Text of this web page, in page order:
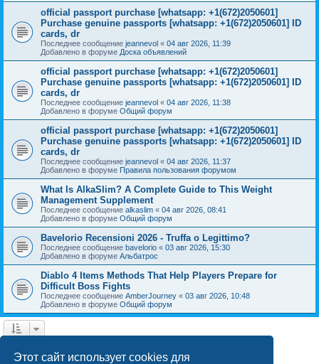
Этот сайт использует cookies для
official passport purchase [whatsapp: +1(672)2050601]
Purchase genuine passports [whatsapp: +1(672)2050601] ID
cards, dr
Последнее сообщение jeannevol « 04 авг 2026, 11:39
Добавлено в форуме Доска объявлений
official passport purchase [whatsapp: +1(672)2050601]
Purchase genuine passports [whatsapp: +1(672)2050601] ID
cards, dr
Последнее сообщение jeannevol « 04 авг 2026, 11:38
Добавлено в форуме Общий форум
official passport purchase [whatsapp: +1(672)2050601]
Purchase genuine passports [whatsapp: +1(672)2050601] ID
cards, dr
Последнее сообщение jeannevol « 04 авг 2026, 11:37
Добавлено в форуме Правила пользования форумом
What Is AlkaSlim? A Complete Guide to This Weight
Management Supplement
Последнее сообщение alkaslim « 04 авг 2026, 08:41
Добавлено в форуме Общий форум
Bavelorio Recensioni 2026 - Truffa o Legittimo?
Последнее сообщение bavelorio « 03 авг 2026, 15:30
Добавлено в форуме Альбатрос
Diablo 4 Items Methods That Help Players Prepare for
Difficult Boss Fights
Последнее сообщение AmberJourney « 03 авг 2026, 10:48
Добавлено в форуме Общий форум